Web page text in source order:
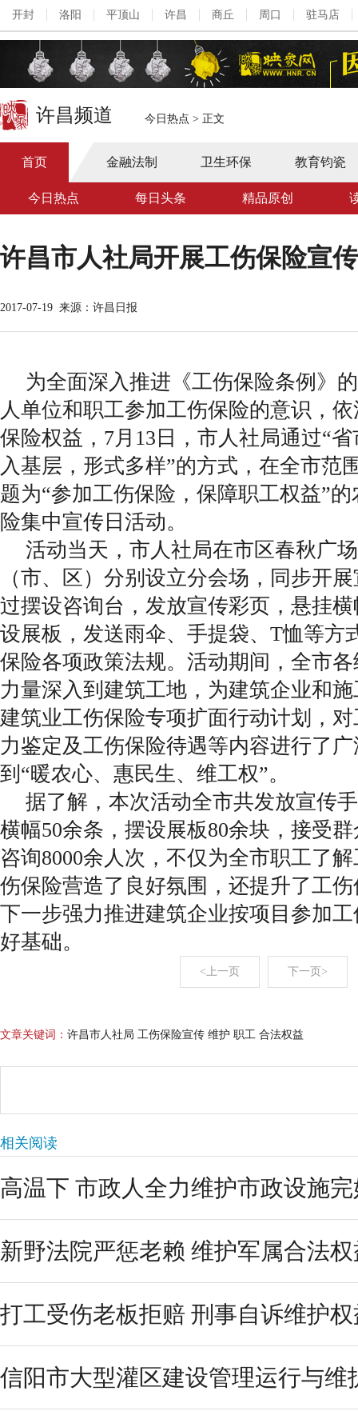
开封 洛阳 平顶山 许昌 商丘 周口 驻马店
许昌频道 今日热点 > 正文
首页 金融法制 卫生环保 教育钧瓷
今日热点 每日头条 精品原创
许昌市人社局开展工伤保险宣
2017-07-19 来源：许昌日报
为全面深入推进《工伤保险条例》
人单位和职工参加工伤保险的意识，
保险权益，7月13日，市人社局通过“
入基层，形式多样”的方式，在全市范
题为“参加工伤保险，保障职工权益”
险集中宣传日活动。
活动当天，市人社局在市区春秋广
（市、区）分别设立分会场，同步开
过摆设咨询台，发放宣传彩页，悬挂
设展板，发送雨伞、手提袋、T恤等方
保险各项政策法规。活动期间，全市
力量深入到建筑工地，为建筑企业和
建筑业工伤保险专项扩面行动计划，
力鉴定及工伤保险待遇等内容进行了
到“暖农心、惠民生、维工权”。
据了解，本次活动全市共发放宣传
横幅50余条，摆设展板80余块，接受
咨询8000余人次，不仅为全市职工了
伤保险营造了良好氛围，还提升了工
下一步强力推进建筑企业按项目参加
好基础。
<上一页 下一页>
文章关键词： 许昌市人社局 工伤保险宣传 维护 职工 合法权益
相关阅读
高温下 市政人全力维护市政设施
新野法院严惩老赖 维护军属合法
打工受伤老板拒赔 刑事自诉维护
信阳市大型灌区建设管理运行与维